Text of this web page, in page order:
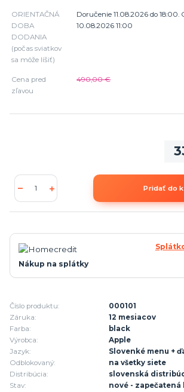
ORIENTAČNÁ
DOBA
DODANIA
(počas sviatkov
sa môže líšiť)
Doručenie 11.08.2026 do 18:00.
10.08.2026 11:00
Cena pred
zľavou
490,00 €
Pridať do
Nákup na splátky
Číslo produktu:
000101
Záruka:
12 mesiacov
Farba:
black
Výrobca:
Apple
Jazyk:
Slovenké menu +
Odblokovaný:
na všetky siete
Distribúcia:
slovenská
Stav:
nové - zapečatená